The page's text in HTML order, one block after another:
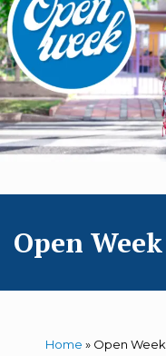
Open Week
Home » Open Week